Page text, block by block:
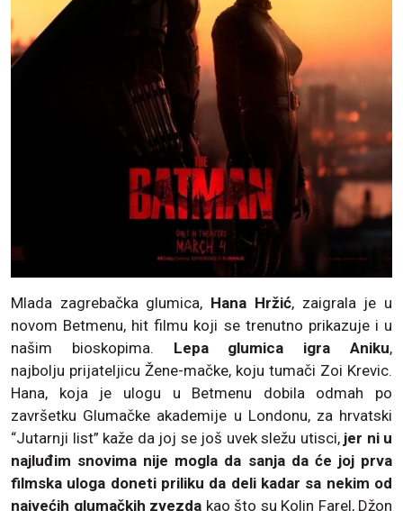
Mlada zagrebačka glumica, Hana Hržić, zaigrala je u
novom Betmenu, hit filmu koji se trenutno prikazuje i u
našim bioskopima. Lepa glumica igra Aniku,
najbolju prijateljicu Žene-mačke, koju tumači Zoi Krevic.
Hana, koja je ulogu u Betmenu dobila odmah po
završetku Glumačke akademije u Londonu, za hrvatski
“Jutarnji list” kaže da joj se još uvek sležu utisci, jer ni u
najluđim snovima nije mogla da sanja da će joj prva
filmska uloga doneti priliku da deli kadar sa nekim od
najvećih glumačkih zvezda kao što su Kolin Farel, Džon